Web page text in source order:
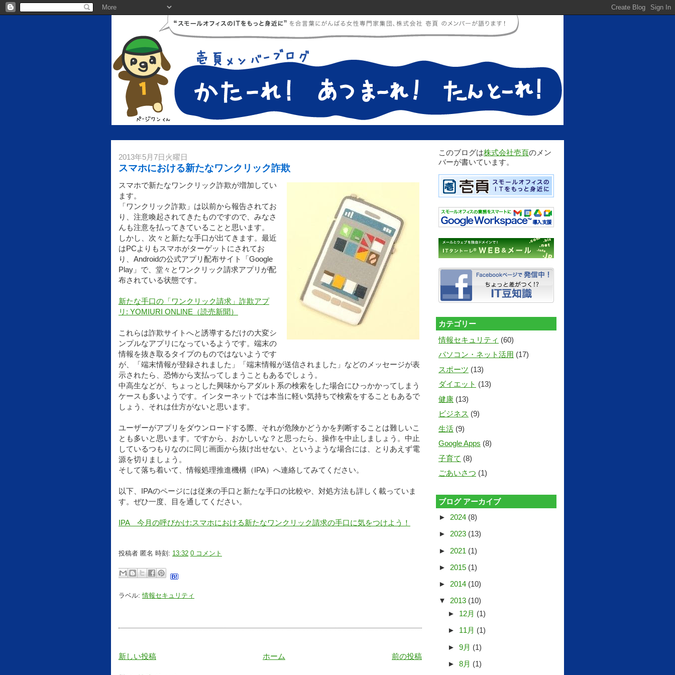
2013年5月7日火曜日
スマホにおける新たなワンクリック詐欺
スマホで新たなワンクリック詐欺が増加してい
ます。
「ワンクリック詐欺」は以前から報告されてお
り、注意喚起されてきたものですので、みなさ
んも注意を払ってきていることと思います。
しかし、次々と新たな手口が出てきます。最近
はPCよりもスマホがターゲットにされてお
り、Androidの公式アプリ配布サイト「Google
Play」で、堂々とワンクリック請求アプリが配
布されている状態です。
新たな手口の「ワンクリック請求」詐欺アプ
リ: YOMIURI ONLINE（読売新聞）
これらは詐欺サイトへと誘導するだけの大変シ
ンプルなアプリになっているようです。端末の
情報を抜き取るタイプのものではないようです
が、「端末情報が登録されました」「端末情報が送信されました」などのメッセージが表
示されたら、恐怖から支払ってしまうこともあるでしょう。
中高生などが、ちょっとした興味からアダルト系の検索をした場合にひっかかってしまう
ケースも多いようです。インターネットでは本当に軽い気持ちで検索をすることもあるで
しょう、それは仕方がないと思います。
ユーザーがアプリをダウンロードする際、それが危険かどうかを判断することは難しいこ
とも多いと思います。ですから、おかしいな？と思ったら、操作を中止しましょう。中止
しているつもりなのに同じ画面から抜け出せない、というような場合には、とりあえず電
源を切りましょう。
そして落ち着いて、情報処理推進機構（IPA）へ連絡してみてください。
以下、IPAのページには従来の手口と新たな手口の比較や、対処方法も詳しく載っていま
す。ぜひ一度、目を通してください。
IPA 今月の呼びかけ:スマホにおける新たなワンクリック請求の手口に気をつけよう！
投稿者 匿名 時刻: 13:32 0 コメント
ラベル:情報セキュリティ
新しい投稿 前の投稿
ホーム
このブログは株式会社壱頁のメン
バーが書いています。
カテゴリー
情報セキュリティ (60)
パソコン・ネット活用 (17)
スポーツ (13)
ダイエット (13)
健康 (13)
ビジネス (9)
生活 (9)
Google Apps (8)
子育て (8)
ごあいさつ (1)
ブログ アーカイブ
► 2024 (8)
► 2023 (13)
► 2021 (1)
► 2015 (1)
► 2014 (10)
▼ 2013 (10)
► 12月 (1)
► 11月 (1)
► 9月 (1)
► 8月 (1)